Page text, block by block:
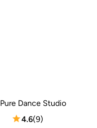
Pure Dance Studio
4.6(9)